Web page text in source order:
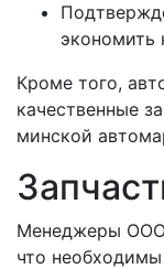
экономить
Кроме того,
качественные
минской
Менеджеры ООО
что